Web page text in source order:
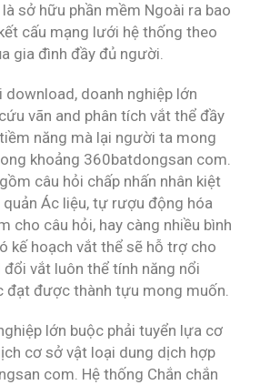
sở hữu phần mềm Ngoài ra bao
cấu mạng lưới hệ thống theo
gia đình đầy đủ người.
doanh nghiệp lớn
vãn and phân tích vắt thể đầy
năng mà lại người ta mong
khoảng 360batdongsan com.
câu hỏi chấp nhấn nhân kiệt
Ác liệu, tự rượu động hóa
cho câu hỏi, hay càng nhiều bình
kế hoạch vắt thể sẽ hỗ trợ cho
vắt luôn thể tính năng nổi
đạt được thành tựu mong muốn.
lớn buộc phải tuyển lựa cơ
cơ sở vật loại dung dịch hợp
com. Hệ thống Chắn chắn